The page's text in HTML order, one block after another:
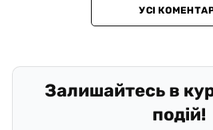
УСІ
Залишайтесь в
подій!